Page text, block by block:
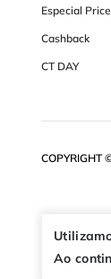
Ao
Especial
Cashback
CT DAY
COPYRIGHT